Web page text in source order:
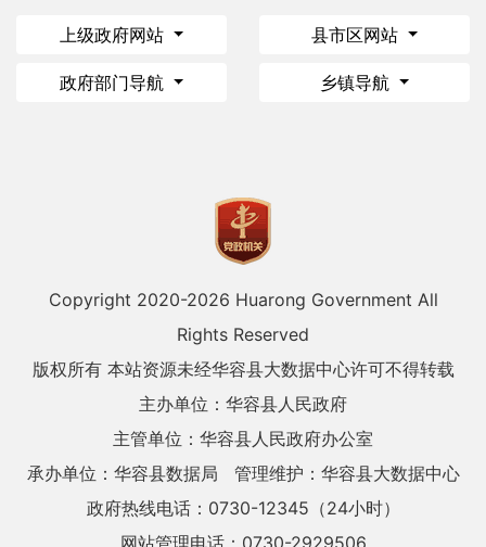
上级政府网站 县市区网站
政府部门导航 乡镇导航
Copyright 2020-2026 Huarong Government All
Rights Reserved
版权所有 本站资源未经华容县大数据中心许可不得转载
主办单位：华容县人民政府
主管单位：华容县人民政府办公室
承办单位：华容县数据局
管理维护：华容县大数据中心
政府热线电话：0730-12345（24小时）